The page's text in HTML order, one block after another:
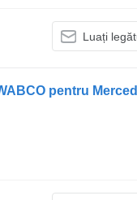
Luați